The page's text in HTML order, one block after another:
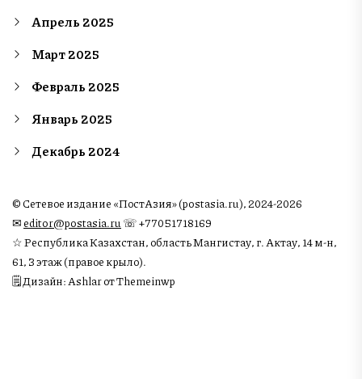
Апрель 2025
Март 2025
Февраль 2025
Январь 2025
Декабрь 2024
© Сетевое издание «ПостАзия» (postasia.ru), 2024-2026
✉︎editor@postasia.ru ☏ +77051718169
☆ Республика Казахстан, область Мангистау, г. Актау, 14 м-н,
61, 3 этаж (правое крыло).
🗒 Дизайн: Ashlar от Themeinwp